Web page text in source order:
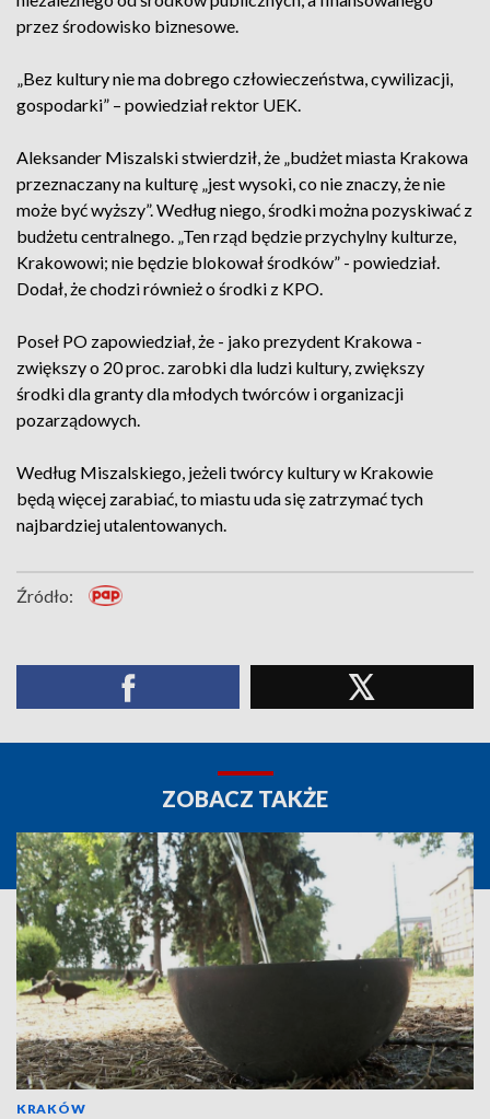
przez środowisko biznesowe.
„Bez kultury nie ma dobrego człowieczeństwa, cywilizacji,
gospodarki” – powiedział rektor UEK.
Aleksander Miszalski stwierdził, że „budżet miasta Krakowa
przeznaczany na kulturę „jest wysoki, co nie znaczy, że nie
może być wyższy”. Według niego, środki można pozyskiwać z
budżetu centralnego. „Ten rząd będzie przychylny kulturze,
Krakowowi; nie będzie blokował środków” - powiedział.
Dodał, że chodzi również o środki z KPO.
Poseł PO zapowiedział, że - jako prezydent Krakowa -
zwiększy o 20 proc. zarobki dla ludzi kultury, zwiększy
środki dla granty dla młodych twórców i organizacji
pozarządowych.
Według Miszalskiego, jeżeli twórcy kultury w Krakowie
będą więcej zarabiać, to miastu uda się zatrzymać tych
najbardziej utalentowanych.
Źródło:
ZOBACZ TAKŻE
KRAKÓW